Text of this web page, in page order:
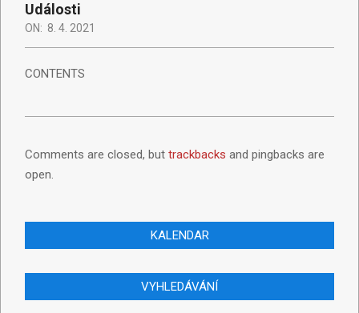
Události
ON: 8. 4. 2021
CONTENTS
Comments are closed, but trackbacks and pingbacks are
open.
KALENDAR
VYHLEDÁVÁNÍ